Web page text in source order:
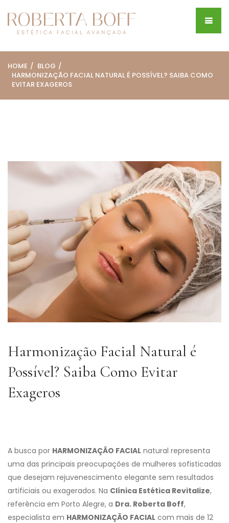
HOME
BLOG
HARMONIZAÇÃO FACIAL NATURAL É POSSÍVEL? SAIBA COMO
EVITAR EXAGEROS
Harmonização Facial Natural é
Possível? Saiba Como Evitar
Exageros
A busca por HARMONIZAÇÃO FACIAL natural representa
uma das principais preocupações de mulheres sofisticadas
que desejam rejuvenescimento elegante sem resultados
artificiais ou exagerados. Na Clínica Estética Revitalize,
referência em Porto Alegre, a Dra. Roberta Boff,
especialista em HARMONIZAÇÃO FACIAL com mais de 12